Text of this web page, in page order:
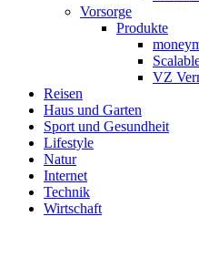
Vorsorge
Produkte
VZ
Reisen
Haus und Garten
Sport und Gesundheit
Lifestyle
Natur
Internet
Technik
Wirtschaft